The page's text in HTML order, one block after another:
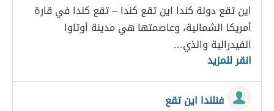
اين تقع دولة كندا اين تقع كندا – تقع كندا في قارة
أمريكا الشمالية، وعاصمتها هي مدينة أوتاوا
الفيدرالية والذي…
انقر للمزيد
فنلندا اين تقع